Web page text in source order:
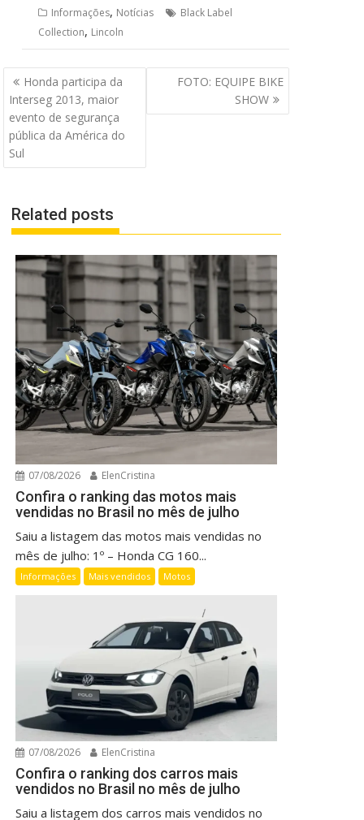
Informações, Notícias
Black Label
Collection, Lincoln
Navegação
de
Post
Honda participa da
Interseg 2013, maior
evento de segurança
pública da América do
Sul
FOTO: EQUIPE BIKE
SHOW
Related posts
07/08/2026 ElenCristina
Confira o ranking das motos mais
vendidas no Brasil no mês de julho
Saiu a listagem das motos mais vendidas no
mês de julho: 1º – Honda CG 160...
Informações Mais vendidos Motos
07/08/2026 ElenCristina
Confira o ranking dos carros mais
vendidos no Brasil no mês de julho
Saiu a listagem dos carros mais vendidos no